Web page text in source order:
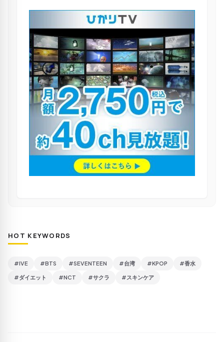
HOT KEYWORDS
#IVE #BTS #SEVENTEEN #台湾 #KPOP #香水
#ダイエット #NCT #サクラ #スキンケア